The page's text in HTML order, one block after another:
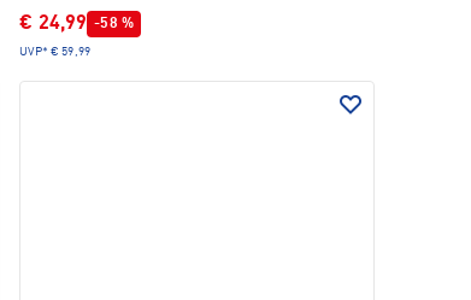
€ 24,99 -58 %
UVP* € 59,99